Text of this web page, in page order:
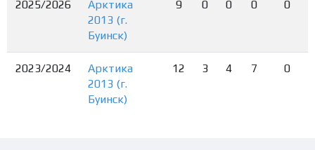
2025/2026
Арктика
2013 (г.
Буинск)
9 0 0 0 0
2023/2024
Арктика
2013 (г.
Буинск)
12 3 4 7 0